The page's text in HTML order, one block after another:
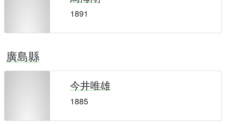
1891
廣島縣
今井唯雄
1885